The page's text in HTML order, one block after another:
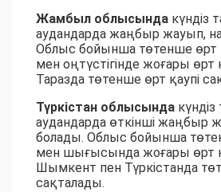
Жамбыл облысында күндіз
аудандарда жаңбыр жауып,
Облыс бойынша төтенше өрт
мен оңтүстігінде жоғары өрт
Таразда төтенше өрт қаупі
Түркістан облысында
аудандарда өткінші жаңбыр
болады. Облыс бойынша
мен шығысында жоғары өрт
Шымкент пен Түркістанда
сақталады.